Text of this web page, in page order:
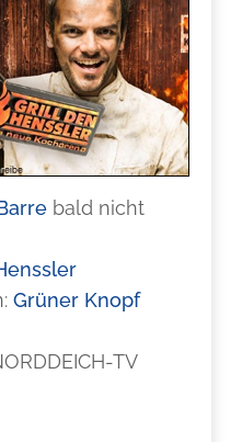
bald nicht
Grüner Knopf
TV